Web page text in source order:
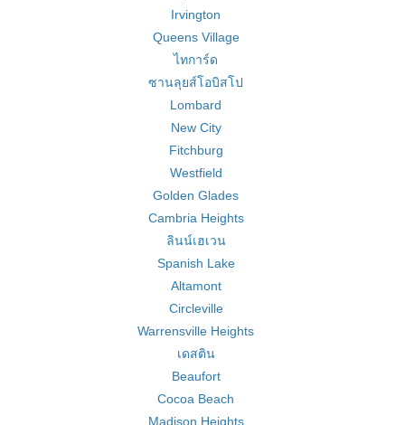
Irvington
Queens Village
ไทการ์ด
ซานลุยส์โอบิสโป
Lombard
New City
Fitchburg
Westfield
Golden Glades
Cambria Heights
ลินน์เฮเวน
Spanish Lake
Altamont
Circleville
Warrensville Heights
เดสติน
Beaufort
Cocoa Beach
Madison Heights